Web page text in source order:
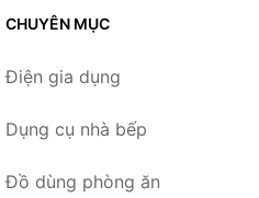
CHUYÊN MỤC
Điện gia dụng
Dụng cụ nhà bếp
Đồ dùng phòng ăn